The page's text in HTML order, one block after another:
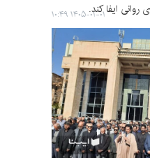
ایفا کند.۱۴۰۵-۰۱-۰۱ ۱۰:۴۹